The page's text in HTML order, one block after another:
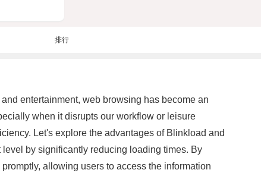
排行
entertainment, web browsing has become an
when it disrupts our workflow or leisure
Let's explore the advantages of Blinkload and
by significantly reducing loading times. By
allowing users to access the information